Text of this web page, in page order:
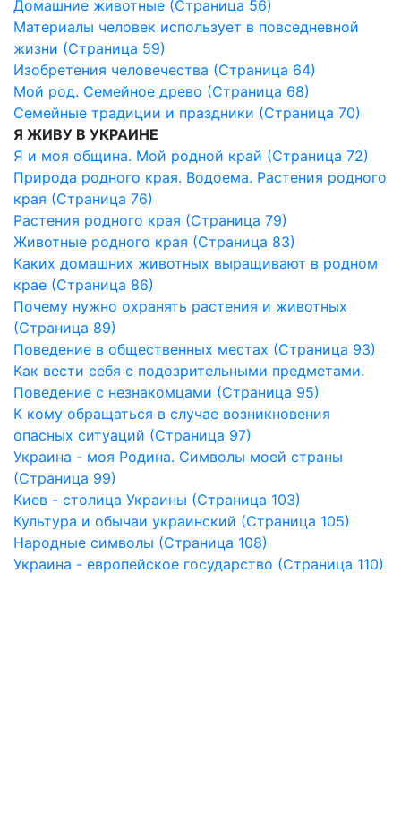
Домашние животные (Страница 56)
Материалы человек использует в повседневной
жизни (Страница 59)
Изобретения человечества (Страница 64)
Мой род. Семейное древо (Страница 68)
Семейные традиции и праздники (Страница 70)
Я ЖИВУ В УКРАИНЕ
Я и моя община. Мой родной край (Страница 72)
Природа родного края. Водоема. Растения родного
края (Страница 76)
Растения родного края (Страница 79)
Животные родного края (Страница 83)
Каких домашних животных выращивают в родном
крае (Страница 86)
Почему нужно охранять растения и животных
(Страница 89)
Поведение в общественных местах (Страница 93)
Как вести себя с подозрительными предметами.
Поведение с незнакомцами (Страница 95)
К кому обращаться в случае возникновения
опасных ситуаций (Страница 97)
Украина - моя Родина. Символы моей страны
(Страница 99)
Киев - столица Украины (Страница 103)
Культура и обычаи украинский (Страница 105)
Народные символы (Страница 108)
Украина - европейское государство (Страница 110)